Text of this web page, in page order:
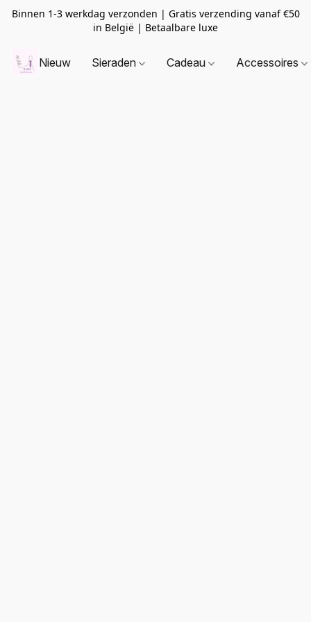
Binnen 1-3 werkdag verzonden | Gratis verzending vanaf €50
in België | Betaalbare luxe
Nieuw Sieraden Cadeau Accessoires